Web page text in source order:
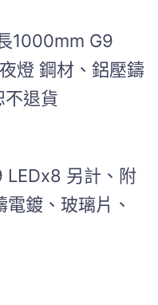
1000mm G9
燈 鋼材、鋁壓鑄
不退貨
另計、附
鍍、玻璃片、